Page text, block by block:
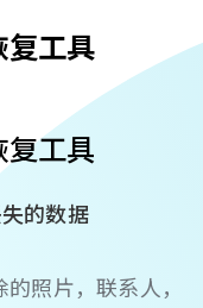
工具
工具
的数据
照片，联系人，